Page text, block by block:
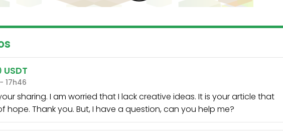
USDT
17h46
sharing. I am worried that I lack creative ideas. It is your article that
hope. Thank you. But, I have a question, can you help me?